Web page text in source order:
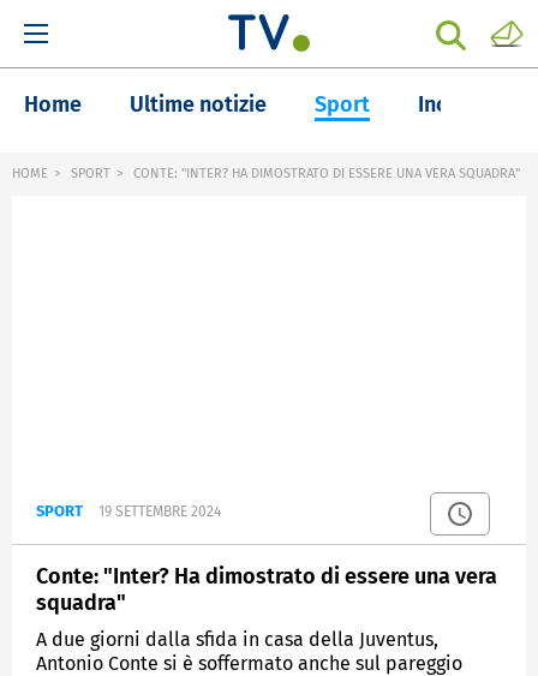
Home Ultime notizie Sport Inchieste
HOME SPORT CONTE: "INTER? HA DIMOSTRATO DI ESSERE UNA VERA SQUADRA"
SPORT 19 SETTEMBRE 2024
Conte: "Inter? Ha dimostrato di essere una vera
squadra"
A due giorni dalla sfida in casa della Juventus,
Antonio Conte si è soffermato anche sul pareggio